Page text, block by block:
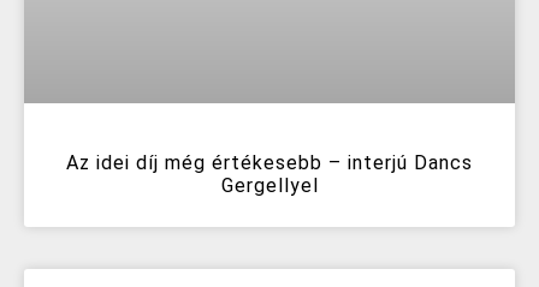
Az idei díj még értékesebb – interjú Dancs
Gergellyel